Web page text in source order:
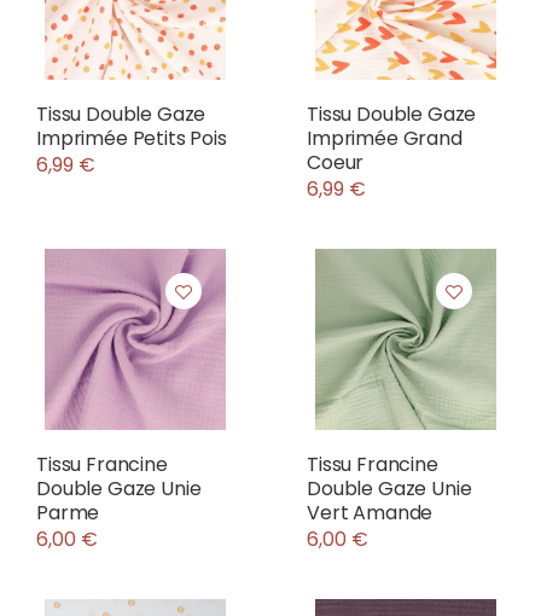
Tissu Double Gaze
Imprimée Petits Pois
6,99 €
Tissu Double Gaze
Imprimée Grand
Coeur
6,99 €
Tissu Francine
Double Gaze Unie
Parme
6,00 €
Tissu Francine
Double Gaze Unie
Vert Amande
6,00 €